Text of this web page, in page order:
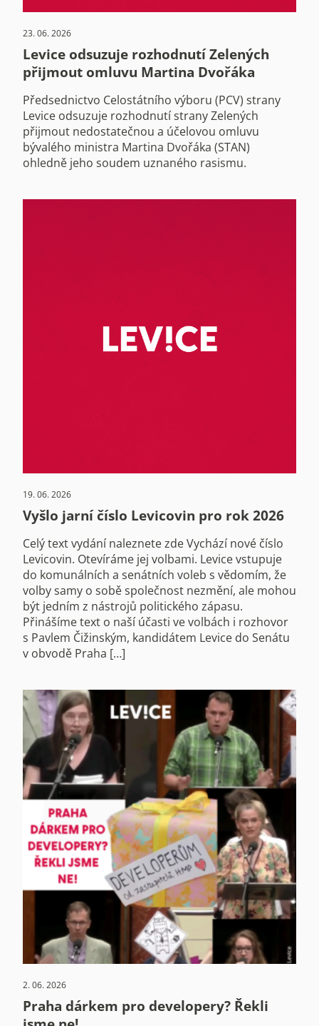
23. 06. 2026
Levice odsuzuje rozhodnutí Zelených
přijmout omluvu Martina Dvořáka
Předsednictvo Celostátního výboru (PCV) strany
Levice odsuzuje rozhodnutí strany Zelených
přijmout nedostatečnou a účelovou omluvu
bývalého ministra Martina Dvořáka (STAN)
ohledně jeho soudem uznaného rasismu.
19. 06. 2026
Vyšlo jarní číslo Levicovin pro rok 2026
Celý text vydání naleznete zde Vychází nové číslo
Levicovin. Otevíráme jej volbami. Levice vstupuje
do komunálních a senátních voleb s vědomím, že
volby samy o sobě společnost nezmění, ale mohou
být jedním z nástrojů politického zápasu.
Přinášíme text o naší účasti ve volbách i rozhovor
s Pavlem Čižinským, kandidátem Levice do Senátu
v obvodě Praha […]
2. 06. 2026
Praha dárkem pro developery? Řekli